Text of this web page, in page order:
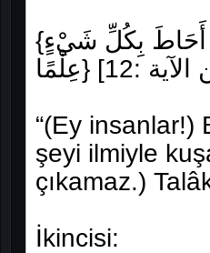
{لِتَعْلَمُوا أَنَّ اللَّهَ عَلَى كُلِّ شَيْءٍ قَدِيرٌ وَأَنَّ اللَّهَ قَدْ أَحَاطَ بِكُلِّ شَيْءٍ
“(Ey insanlar!)
şeyi ilmiyle
çıkamaz.)
İkincisi: